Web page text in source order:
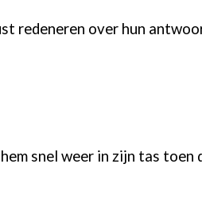
redeneren over hun
snel weer in zijn tas toen